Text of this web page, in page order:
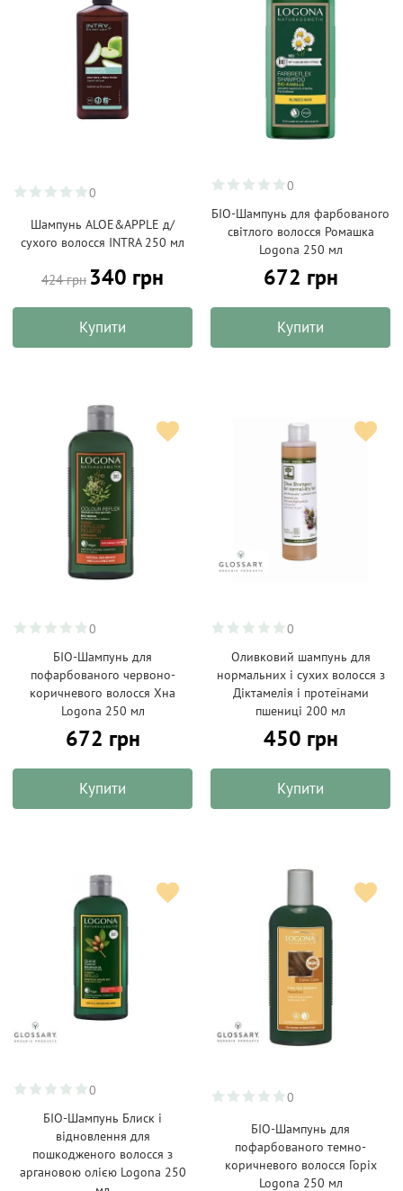
0
Шампунь ALOE&APPLE д/
сухого волосся INTRA 250 мл
424 грн 340 грн
Купити
0
БІО-Шампунь для фарбованого
світлого волосся Ромашка
Logona 250 мл
672 грн
Купити
0
БІО-Шампунь для
пофарбованого червоно-
коричневого волосся Хна
Logona 250 мл
672 грн
Купити
0
Оливковий шампунь для
нормальних і сухих волосся з
Діктамелія і протеїнами
пшениці 200 мл
450 грн
Купити
0
БІО-Шампунь Блиск і
відновлення для
пошкодженого волосся з
аргановою олією Logona 250
0
БІО-Шампунь для
пофарбованого темно-
коричневого волосся Горіх
Logona 250 мл